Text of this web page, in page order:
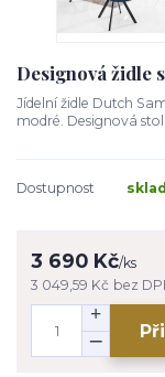
Designová židle
Jídelní židle Dutch
modré. Designová
Dostupnost
3 690 Kč/ks
3 049,59 Kč bez